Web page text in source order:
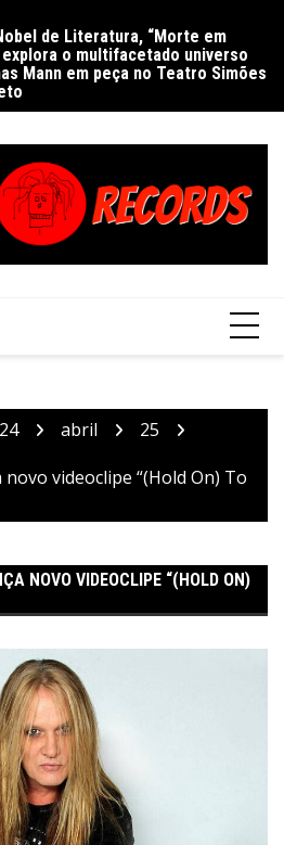
de Literatura, “Morte em
explora o multifacetado universo
Mann em peça no Teatro Simões
abril
25
videoclipe “(Hold On) To
NOVO VIDEOCLIPE “(HOLD ON)